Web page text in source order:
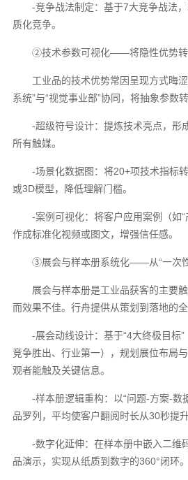
-竞争战法制定：基于7大竞争战法
质化竞争。
②技术参数可视化——将隐性优势转
工业品的技术优势常因呈现方式晦
系统”与“视觉事业部”协同，将抽象参数
-超级符号设计：提炼技术亮点，形
所有触媒。
-场景化数据图：将20+项技术指标
或3D模型，降低理解门槛。
-案例可视化：将客户应用案例（如“
作成标准化视频或图文，增强信任感。
③展会与样本册系统化——从“一次性
展会与样本册是工业品获客的主要
而效果不佳。行舟提供从策划到落地的全
-展会动线设计：基于“4大终极目标”
竞争胜出、行业第一），规划展位布局
观者能触及关键信息。
-样本册逻辑重构：以“问题-方案-数
品罗列，平均使客户翻阅时长从30秒提升
-数字化延伸：在样本册中嵌入二维
品演示，实现从纸质到数字的360°闭环。